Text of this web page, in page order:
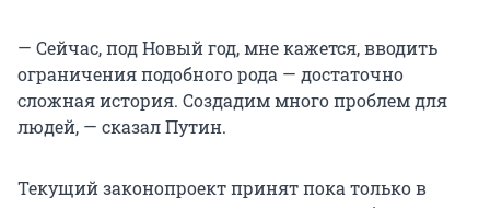
— Сейчас, под Новый год, мне кажется, вводить
ограничения подобного рода — достаточно
сложная история. Создадим много проблем для
людей, — сказал Путин.
Текущий законопроект принят пока только в